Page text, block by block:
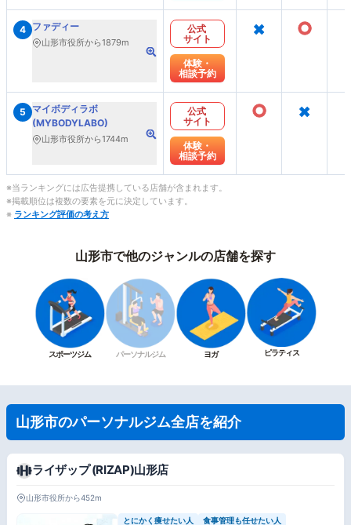
4 ファディー
山形市役所から1879m
公式
サイト
体験・
相談予約
× ○
5
マイボディラボ
(MYBODYLABO)
山形市役所から1744m
公式
サイト
体験・
相談予約
○ ×
※当ランキングには広告提携している店舗が含まれます。
※掲載順位は複数の要素を元に決定しています。
※ ランキング評価の考え方
山形市で他のジャンルの店舗を探す
スポーツジム パーソナルジム ヨガ ピラティス
山形市のパーソナルジム全店を紹介
ライザップ (RIZAP)山形店
山形市役所から452m
とにかく痩せたい人 食事管理も任せたい人